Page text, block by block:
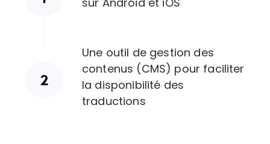
Une outil de gestion des
contenus (CMS) pour faciliter
la disponibilité des
traductions